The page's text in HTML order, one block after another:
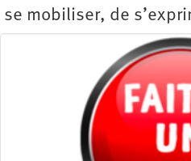
se mobiliser, de